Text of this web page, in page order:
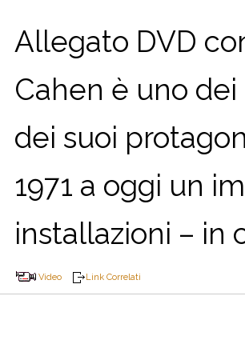
Allegato DVD
Cahen è uno
dei suoi
1971 a oggi un
installazioni – in
Video Link Correlati